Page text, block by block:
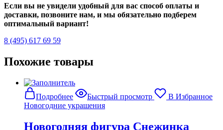
Если вы не увидели удобный для вас способ оплаты и
доставки, позвоните нам, и мы обязательно подберем
оптимальный вариант!
8 (495) 617 69 59
Похожие товары
Подробнее Быстрый просмотр
В Избранное
Новогодние украшения
Новогодняя фигура Снежинка